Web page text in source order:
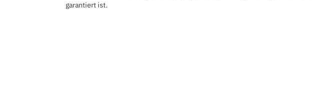
garantiert ist.